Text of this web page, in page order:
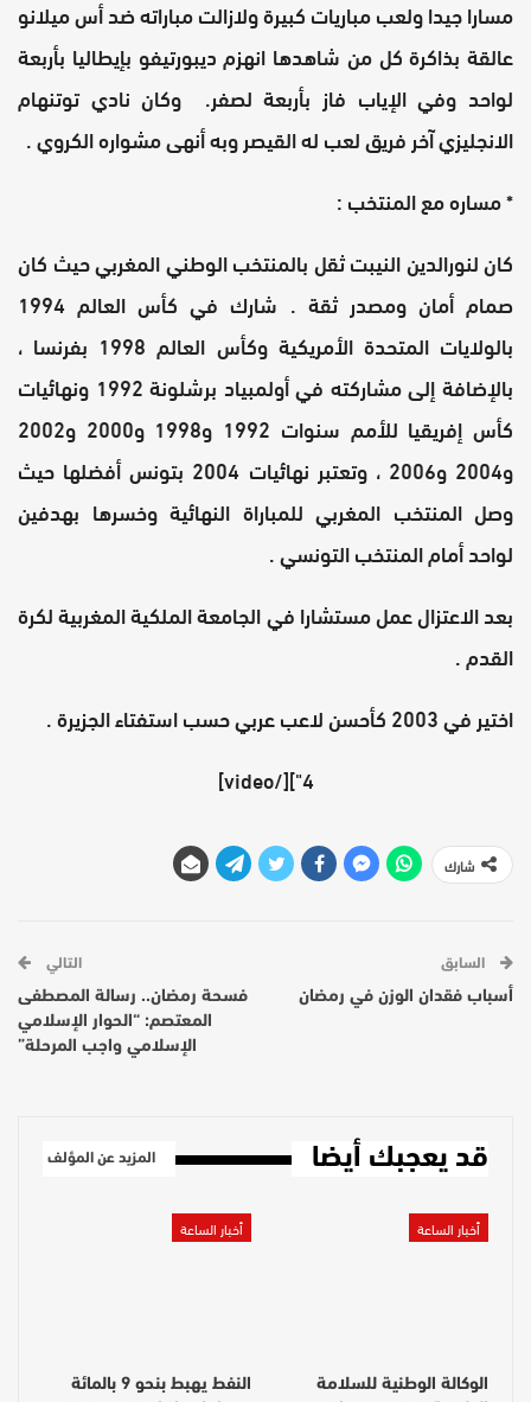
مسارا جيدا ولعب مباريات كبيرة ولازالت مباراته ضد أس ميلانو
عالقة بذاكرة كل من شاهدها انهزم ديبورتيفو بإيطاليا بأربعة
لواحد وفي الإياب فاز بأربعة لصفر. وكان نادي توتنهام
الانجليزي آخر فريق لعب له القيصر وبه أنهى مشواره الكروي .
* مساره مع المنتخب :
كان لنورالدين النيبت ثقل بالمنتخب الوطني المغربي حيث كان
صمام أمان ومصدر ثقة . شارك في كأس العالم 1994
بالولايات المتحدة الأمريكية وكأس العالم 1998 بفرنسا ،
بالإضافة إلى مشاركته في أولمبياد برشلونة 1992 ونهائيات
كأس إفريقيا للأمم سنوات 1992 و1998 و2000 و2002
و2004 و2006 ، وتعتبر نهائيات 2004 بتونس أفضلها حيث
وصل المنتخب المغربي للمباراة النهائية وخسرها بهدفين
لواحد أمام المنتخب التونسي .
بعد الاعتزال عمل مستشارا في الجامعة الملكية المغربية لكرة
القدم .
اختير في 2003 كأحسن لاعب عربي حسب استفتاء الجزيرة .
4"][/video]
شارك
السابق
أسباب فقدان الوزن في رمضان
التالي
فسحة رمضان.. رسالة المصطفى
المعتصم: “الحوار الإسلامي
الإسلامي واجب المرحلة”
قد يعجبك أيضا المزيد عن المؤلف
أخبار الساعة
الوكالة الوطنية للسلامة
أخبار الساعة
النفط يهبط بنحو 9 بالمائة